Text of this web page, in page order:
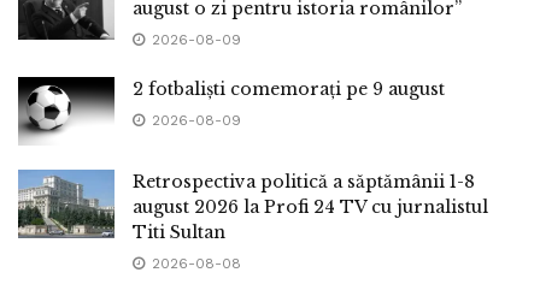
august o zi pentru istoria românilor”
2026-08-09
2 fotbaliști comemorați pe 9 august
2026-08-09
Retrospectiva politică a săptămânii 1-8
august 2026 la Profi 24 TV cu jurnalistul
Titi Sultan
2026-08-08